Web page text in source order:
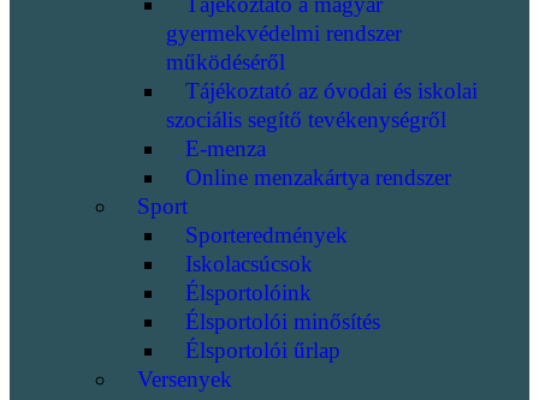
gyermekvédelmi rendszer
működéséről
Tájékoztató az óvodai és iskolai
szociális segítő tevékenységről
E-menza
Online menzakártya rendszer
Sport
Sporteredmények
Iskolacsúcsok
Élsportolóink
Élsportolói minősítés
Élsportolói űrlap
Versenyek